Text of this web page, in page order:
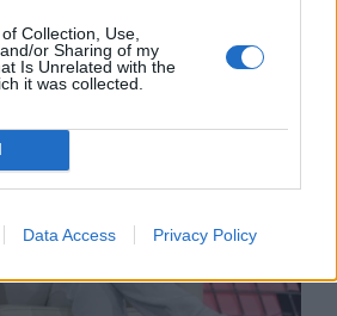
Collection, Use,
or Sharing of my
Is Unrelated with the
it was collected.
Data Access Privacy Policy